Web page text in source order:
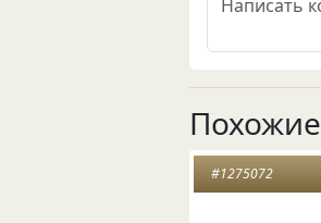
#1275072